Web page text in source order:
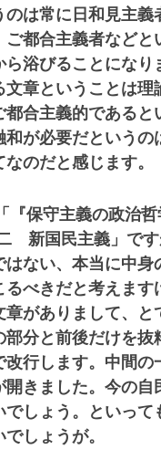
は常に日和見主義
ご都合主義者などと
ら浴びることになり
文章ということは理
都合主義的であると
和が必要だというの
のだと感じます。
保守主義の政治哲
新国民主義」で
はない、本当に中身
るべきだと考えます
章がありまして、と
部分と前後だけを抜
改行します。中間の
開きました。今の自
でしょう。といって
しょうが。